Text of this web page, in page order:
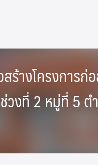
ร้างโครงการ
วงที่ 2 หมู่ที่ 5 ต